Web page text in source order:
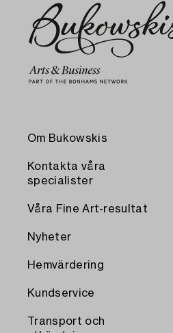
Om Bukowskis
Kontakta våra
specialister
Våra Fine Art-resultat
Nyheter
Hemvärdering
Kundservice
Transport och